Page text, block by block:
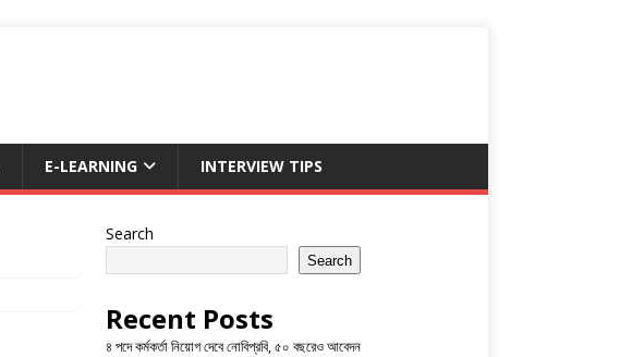
E-LEARNING INTERVIEW TIPS
Search
Search
Recent Posts
৪ পদে কর্মকর্তা নিয়োগ দেবে নোবিপ্রবি, ৫০ বছরেও আবেদন